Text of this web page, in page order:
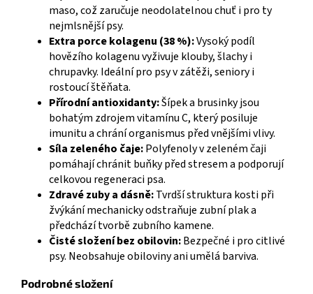
maso, což zaručuje neodolatelnou chuť i pro ty
nejmlsnější psy.
Extra porce kolagenu (38 %):Vysoký podíl
hovězího kolagenu vyživuje klouby, šlachy i
chrupavky. Ideální pro psy v zátěži, seniory i
rostoucí štěňata.
Přírodní antioxidanty:Šípek a brusinky jsou
bohatým zdrojem vitamínu C, který posiluje
imunitu a chrání organismus před vnějšími vlivy.
Síla zeleného čaje:Polyfenoly v zeleném čaji
pomáhají chránit buňky před stresem a podporují
celkovou regeneraci psa.
Zdravé zuby a dásně:Tvrdší struktura kosti při
žvýkání mechanicky odstraňuje zubní plak a
předchází tvorbě zubního kamene.
Čisté složení bez obilovin:Bezpečné i pro citlivé
psy. Neobsahuje obiloviny ani umělá barviva.
Podrobné složení